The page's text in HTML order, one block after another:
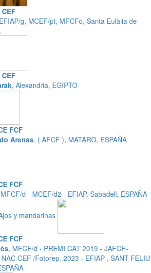
g, MCEF/pt, MFCFo, Santa Eulàlia de
, Alexandria, EGIPTO
FCF
Arenas, ( AFCF ), MATARO, ESPAÑA
FCF
d - MCEF/d2 - EFIAP, Sabadell, ESPAÑA
y mandarinas
FCF
, MFCF/d - PREMI CAT 2019 - JAFCF-
CEF /Fotorep. 2023 - EFIAP , SANT FELIU